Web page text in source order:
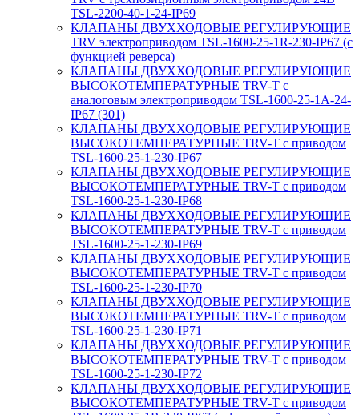
TSL-2200-40-1-24-IP69
КЛАПАНЫ ДВУХХОДОВЫЕ РЕГУЛИРУЮЩИЕ
TRV электроприводом TSL-1600-25-1R-230-IP67 (с
функцией реверса)
КЛАПАНЫ ДВУХХОДОВЫЕ РЕГУЛИРУЮЩИЕ
ВЫСОКОТЕМПЕРАТУРНЫЕ TRV-T с
аналоговым электроприводом TSL-1600-25-1А-24-
IP67 (301)
КЛАПАНЫ ДВУХХОДОВЫЕ РЕГУЛИРУЮЩИЕ
ВЫСОКОТЕМПЕРАТУРНЫЕ TRV-T с приводом
TSL-1600-25-1-230-IP67
КЛАПАНЫ ДВУХХОДОВЫЕ РЕГУЛИРУЮЩИЕ
ВЫСОКОТЕМПЕРАТУРНЫЕ TRV-T с приводом
TSL-1600-25-1-230-IP68
КЛАПАНЫ ДВУХХОДОВЫЕ РЕГУЛИРУЮЩИЕ
ВЫСОКОТЕМПЕРАТУРНЫЕ TRV-T с приводом
TSL-1600-25-1-230-IP69
КЛАПАНЫ ДВУХХОДОВЫЕ РЕГУЛИРУЮЩИЕ
ВЫСОКОТЕМПЕРАТУРНЫЕ TRV-T с приводом
TSL-1600-25-1-230-IP70
КЛАПАНЫ ДВУХХОДОВЫЕ РЕГУЛИРУЮЩИЕ
ВЫСОКОТЕМПЕРАТУРНЫЕ TRV-T с приводом
TSL-1600-25-1-230-IP71
КЛАПАНЫ ДВУХХОДОВЫЕ РЕГУЛИРУЮЩИЕ
ВЫСОКОТЕМПЕРАТУРНЫЕ TRV-T с приводом
TSL-1600-25-1-230-IP72
КЛАПАНЫ ДВУХХОДОВЫЕ РЕГУЛИРУЮЩИЕ
ВЫСОКОТЕМПЕРАТУРНЫЕ TRV-T с приводом